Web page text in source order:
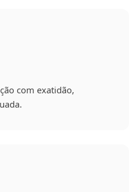
com exatidão,